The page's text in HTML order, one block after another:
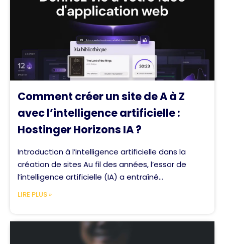
Comment créer un site de A à Z
avec l’intelligence artificielle :
Hostinger Horizons IA ?
Introduction à l’intelligence artificielle dans la
création de sites Au fil des années, l’essor de
l’intelligence artificielle (IA) a entraîné...
LIRE PLUS »